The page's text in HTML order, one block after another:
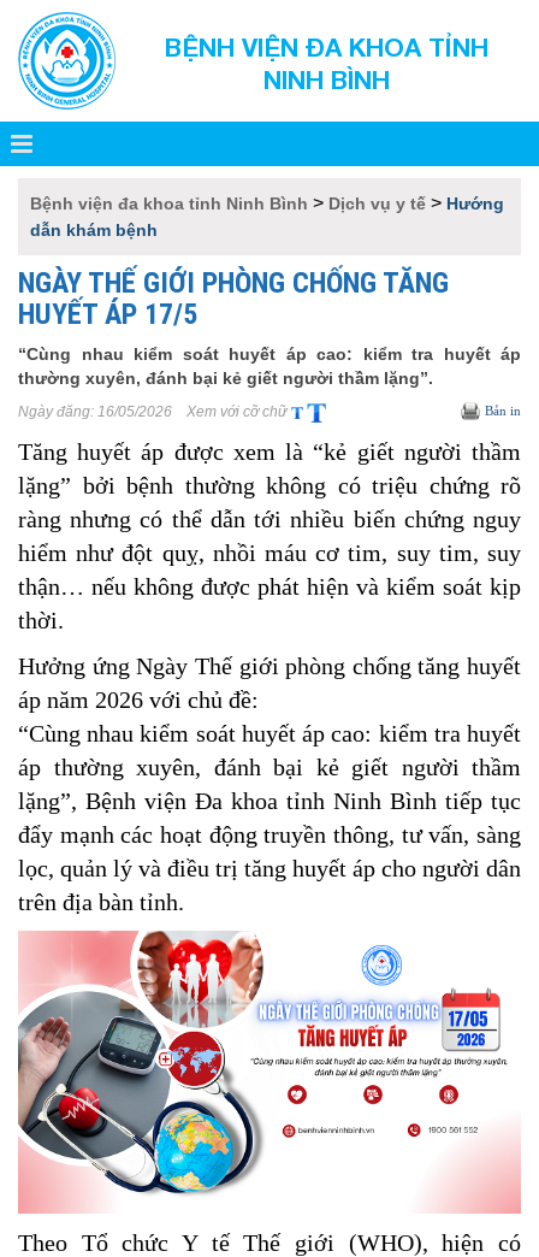
BỆNH VIỆN ĐA KHOA TỈNH
NINH BÌNH
Bệnh viện đa khoa tỉnh Ninh Bình > Dịch vụ y tế > Hướng
dẫn khám bệnh
NGÀY THẾ GIỚI PHÒNG CHỐNG TĂNG
HUYẾT ÁP 17/5
“Cùng nhau kiểm soát huyết áp cao: kiểm tra huyết áp
thường xuyên, đánh bại kẻ giết người thầm lặng”.
Ngày đăng: 16/05/2026 Xem với cỡ chữ Bản in
Tăng huyết áp được xem là “kẻ giết người thầm
lặng” bởi bệnh thường không có triệu chứng rõ
ràng nhưng có thể dẫn tới nhiều biến chứng nguy
hiểm như đột quỵ, nhồi máu cơ tim, suy tim, suy
thận… nếu không được phát hiện và kiểm soát kịp
thời.
Hưởng ứng Ngày Thế giới phòng chống tăng huyết
áp năm 2026 với chủ đề:
“Cùng nhau kiểm soát huyết áp cao: kiểm tra huyết
áp thường xuyên, đánh bại kẻ giết người thầm
lặng”, Bệnh viện Đa khoa tỉnh Ninh Bình tiếp tục
đẩy mạnh các hoạt động truyền thông, tư vấn, sàng
lọc, quản lý và điều trị tăng huyết áp cho người dân
trên địa bàn tỉnh.
Theo Tổ chức Y tế Thế giới (WHO), hiện có